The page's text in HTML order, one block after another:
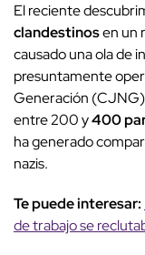
El reciente
clandestinosen un
causado una ola de
presuntamente
Generación
entre 200 y400
ha generado
nazis.
Te puede interesar:
de trabajo se